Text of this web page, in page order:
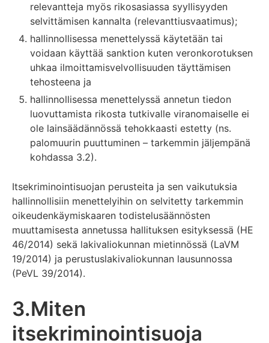
relevantteja myös rikosasiassa syyllisyyden
selvittämisen kannalta (relevanttiusvaatimus);
hallinnollisessa menettelyssä käytetään tai
voidaan käyttää sanktion kuten veronkorotuksen
uhkaa ilmoittamisvelvollisuuden täyttämisen
tehosteena ja
hallinnollisessa menettelyssä annetun tiedon
luovuttamista rikosta tutkivalle viranomaiselle ei
ole lainsäädännössä tehokkaasti estetty (ns.
palomuurin puuttuminen – tarkemmin jäljempänä
kohdassa 3.2).
Itsekriminointisuojan perusteita ja sen vaikutuksia
hallinnollisiin menettelyihin on selvitetty tarkemmin
oikeudenkäymiskaaren todistelusäännösten
muuttamisesta annetussa hallituksen esityksessä (HE
46/2014) sekä lakivaliokunnan mietinnössä (LaVM
19/2014) ja perustuslakivaliokunnan lausunnossa
(PeVL 39/2014).
3.Miten
itsekriminointisuoja